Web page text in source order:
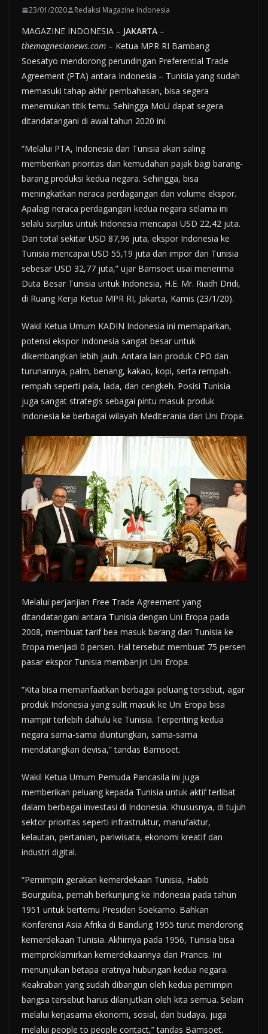
23/01/2020 Redaksi Magazine Indonesia
MAGAZINE INDONESIA – JAKARTA –
themagnesianews.com – Ketua MPR RI Bambang
Soesatyo mendorong perundingan Preferential Trade
Agreement (PTA) antara Indonesia – Tunisia yang sudah
memasuki tahap akhir pembahasan, bisa segera
menemukan titik temu. Sehingga MoU dapat segera
ditandatangani di awal tahun 2020 ini.
“Melalui PTA, Indonesia dan Tunisia akan saling
memberikan prioritas dan kemudahan pajak bagi barang-
barang produksi kedua negara. Sehingga, bisa
meningkatkan neraca perdagangan dan volume ekspor.
Apalagi neraca perdagangan kedua negara selama ini
selalu surplus untuk Indonesia mencapai USD 22,42 juta.
Dari total sekitar USD 87,96 juta, ekspor Indonesia ke
Tunisia mencapai USD 55,19 juta dan impor dari Tunisia
sebesar USD 32,77 juta,” ujar Bamsoet usai menerima
Duta Besar Tunisia untuk Indonesia, H.E. Mr. Riadh Dridi,
di Ruang Kerja Ketua MPR RI, Jakarta, Kamis (23/1/20).
Wakil Ketua Umum KADIN Indonesia ini memaparkan,
potensi ekspor Indonesia sangat besar untuk
dikembangkan lebih jauh. Antara lain produk CPO dan
turunannya, palm, benang, kakao, kopi, serta rempah-
rempah seperti pala, lada, dan cengkeh. Posisi Tunisia
juga sangat strategis sebagai pintu masuk produk
Indonesia ke berbagai wilayah Mediterania dan Uni Eropa.
Melalui perjanjian Free Trade Agreement yang
ditandatangani antara Tunisia dengan Uni Eropa pada
2008, membuat tarif bea masuk barang dari Tunisia ke
Eropa menjadi 0 persen. Hal tersebut membuat 75 persen
pasar ekspor Tunisia membanjiri Uni Eropa.
“Kita bisa memanfaatkan berbagai peluang tersebut, agar
produk Indonesia yang sulit masuk ke Uni Eropa bisa
mampir terlebih dahulu ke Tunisia. Terpenting kedua
negara sama-sama diuntungkan, sama-sama
mendatangkan devisa,” tandas Bamsoet.
Wakil Ketua Umum Pemuda Pancasila ini juga
memberikan peluang kepada Tunisia untuk aktif terlibat
dalam berbagai investasi di Indonesia. Khususnya, di tujuh
sektor prioritas seperti infrastruktur, manufaktur,
kelautan, pertanian, pariwisata, ekonomi kreatif dan
industri digital.
“Pemimpin gerakan kemerdekaan Tunisia, Habib
Bourguiba, pernah berkunjung ke Indonesia pada tahun
1951 untuk bertemu Presiden Soekarno. Bahkan
Konferensi Asia Afrika di Bandung 1955 turut mendorong
kemerdekaan Tunisia. Akhirnya pada 1956, Tunisia bisa
memproklamirkan kemerdekaannya dari Prancis. Ini
menunjukan betapa eratnya hubungan kedua negara.
Keakraban yang sudah dibangun oleh kedua pemimpin
bangsa tersebut harus dilanjutkan oleh kita semua. Selain
melalui kerjasama ekonomi, sosial, dan budaya, juga
melalui people to people contact,” tandas Bamsoet.